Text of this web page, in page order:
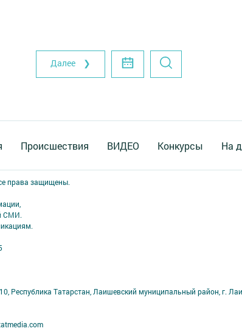
Далее ❯
Происшествия ВИДЕО Конкурсы На
права защищены.
СМИ.
Республика Татарстан, Лаишевский муниципальный район, г.